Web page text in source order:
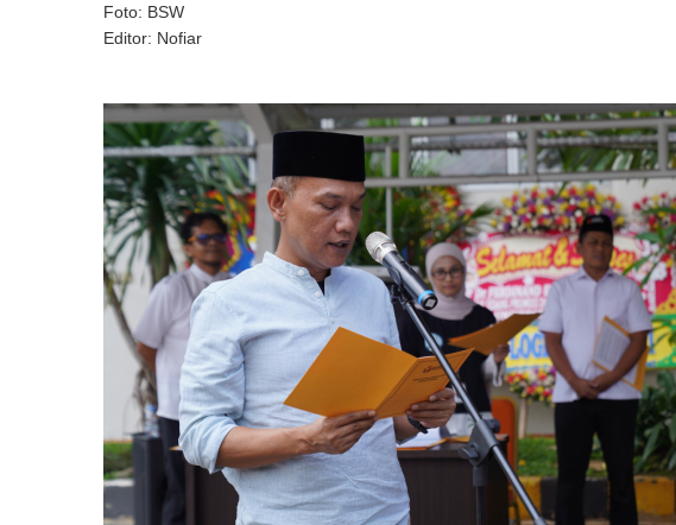
Foto: BSW
Editor: Nofiar